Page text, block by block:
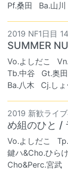
Pf.桑田
Ba.山川
2019 NF1日目
SUMMER
Vo.よしだこ
Tb.中谷
Gt.奥田
Ba.八木
Cj.し
2019 新歓ライ
め組のひと /
Vo.よしだこ
鍵ハ&Cho.ひら
Cho&Perc.宮武